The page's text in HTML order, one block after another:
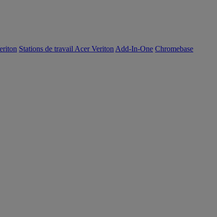
Stations de travail Acer Veriton Add-In-One Chromebase